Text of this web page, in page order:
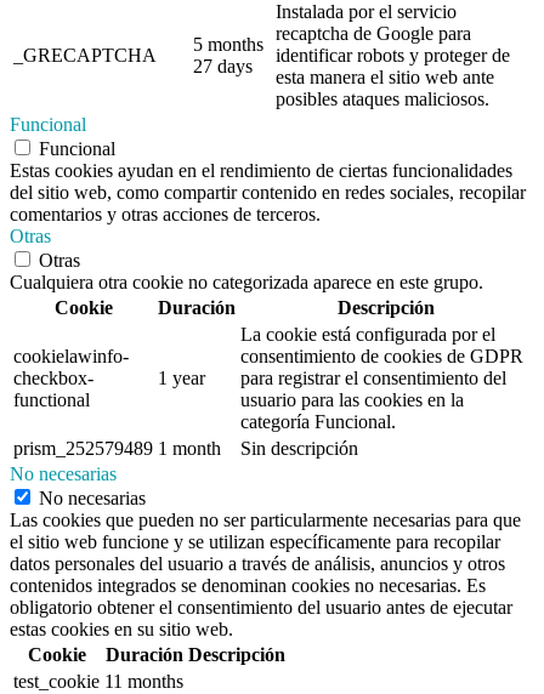
_GRECAPTCHA
5 months
27 days
Instalada por el servicio
recaptcha de Google para
identificar robots y proteger de
esta manera el sitio web ante
posibles ataques maliciosos.
Funcional
Funcional
Estas cookies ayudan en el rendimiento de ciertas funcionalidades
del sitio web, como compartir contenido en redes sociales, recopilar
comentarios y otras acciones de terceros.
Otras
Otras
Cualquiera otra cookie no categorizada aparece en este grupo.
Cookie
Duración Descripción
cookielawinfo-
checkbox-
functional
1 year
La cookie está configurada por el
consentimiento de cookies de GDPR
para registrar el consentimiento del
usuario para las cookies en la
categoría Funcional.
prism_252579489 1 month
Sin descripción
No necesarias
No necesarias
Las cookies que pueden no ser particularmente necesarias para que
el sitio web funcione y se utilizan específicamente para recopilar
datos personales del usuario a través de análisis, anuncios y otros
contenidos integrados se denominan cookies no necesarias. Es
obligatorio obtener el consentimiento del usuario antes de ejecutar
estas cookies en su sitio web.
Cookie
Duración Descripción
test_cookie 11 months